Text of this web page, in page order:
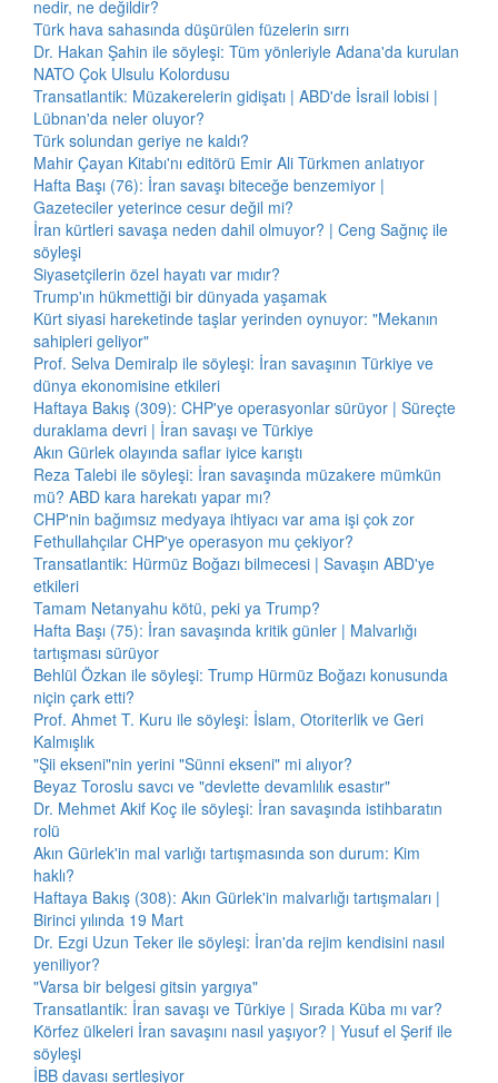
nedir, ne değildir?
Türk hava sahasında düşürülen füzelerin sırrı
Dr. Hakan Şahin ile söyleşi: Tüm yönleriyle Adana'da kurulan
NATO Çok Ulsulu Kolordusu
Transatlantik: Müzakerelerin gidişatı | ABD'de İsrail lobisi |
Lübnan'da neler oluyor?
Türk solundan geriye ne kaldı?
Mahir Çayan Kitabı'nı editörü Emir Ali Türkmen anlatıyor
Hafta Başı (76): İran savaşı biteceğe benzemiyor |
Gazeteciler yeterince cesur değil mi?
İran kürtleri savaşa neden dahil olmuyor? | Ceng Sağnıç ile
söyleşi
Siyasetçilerin özel hayatı var mıdır?
Trump'ın hükmettiği bir dünyada yaşamak
Kürt siyasi hareketinde taşlar yerinden oynuyor: "Mekanın
sahipleri geliyor"
Prof. Selva Demiralp ile söyleşi: İran savaşının Türkiye ve
dünya ekonomisine etkileri
Haftaya Bakış (309): CHP'ye operasyonlar sürüyor | Süreçte
duraklama devri | İran savaşı ve Türkiye
Akın Gürlek olayında saflar iyice karıştı
Reza Talebi ile söyleşi: İran savaşında müzakere mümkün
mü? ABD kara harekatı yapar mı?
CHP'nin bağımsız medyaya ihtiyacı var ama işi çok zor
Fethullahçılar CHP'ye operasyon mu çekiyor?
Transatlantik: Hürmüz Boğazı bilmecesi | Savaşın ABD'ye
etkileri
Tamam Netanyahu kötü, peki ya Trump?
Hafta Başı (75): İran savaşında kritik günler | Malvarlığı
tartışması sürüyor
Behlül Özkan ile söyleşi: Trump Hürmüz Boğazı konusunda
niçin çark etti?
Prof. Ahmet T. Kuru ile söyleşi: İslam, Otoriterlik ve Geri
Kalmışlık
"Şii ekseni"nin yerini "Sünni ekseni" mi alıyor?
Beyaz Toroslu savcı ve "devlette devamlılık esastır"
Dr. Mehmet Akif Koç ile söyleşi: İran savaşında istihbaratın
rolü
Akın Gürlek'in mal varlığı tartışmasında son durum: Kim
haklı?
Haftaya Bakış (308): Akın Gürlek'in malvarlığı tartışmaları |
Birinci yılında 19 Mart
Dr. Ezgi Uzun Teker ile söyleşi: İran'da rejim kendisini nasıl
yeniliyor?
"Varsa bir belgesi gitsin yargıya"
Transatlantik: İran savaşı ve Türkiye | Sırada Küba mı var?
Körfez ülkeleri İran savaşını nasıl yaşıyor? | Yusuf el Şerif ile
söyleşi
İBB davası sertleşiyor